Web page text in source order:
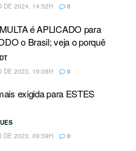
DE 2024, 14:52H
0
é APLICADO para
o Brasil; veja o porquê
DE 2023, 19:08H
0
exigida para ESTES
DE 2023, 09:59H
0